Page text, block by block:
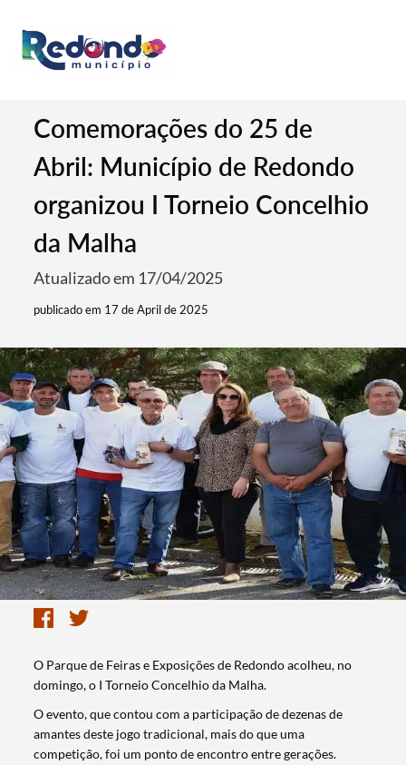
Comemorações do 25 de
Abril: Município de Redondo
organizou I Torneio Concelhio
da Malha
Atualizado em 17/04/2025
publicado em 17 de April de 2025
O Parque de Feiras e Exposições de Redondo acolheu, no
domingo, o I Torneio Concelhio da Malha.
O evento, que contou com a participação de dezenas de
amantes deste jogo tradicional, mais do que uma
competição, foi um ponto de encontro entre gerações.